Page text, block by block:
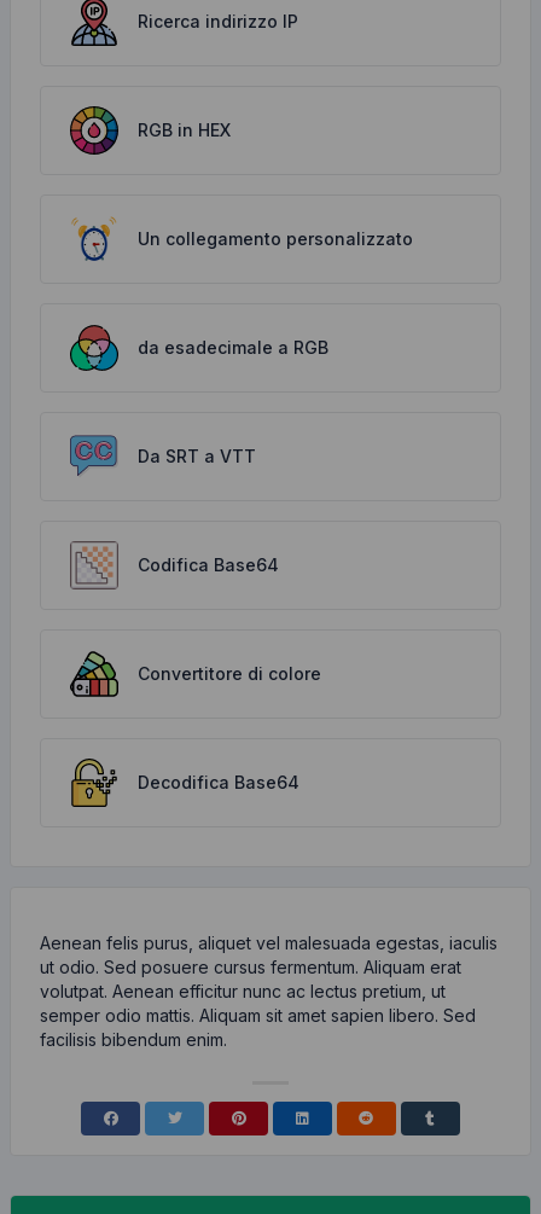
Ricerca indirizzo IP
RGB in HEX
Un collegamento personalizzato
da esadecimale a RGB
Da SRT a VTT
Codifica Base64
Convertitore di colore
Decodifica Base64
Aenean felis purus, aliquet vel malesuada egestas, iaculis
ut odio. Sed posuere cursus fermentum. Aliquam erat
volutpat. Aenean efficitur nunc ac lectus pretium, ut
semper odio mattis. Aliquam sit amet sapien libero. Sed
facilisis bibendum enim.